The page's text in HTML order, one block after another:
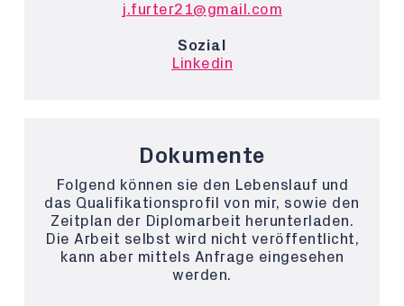
j.furter21@gmail.com
Sozial
Linkedin
Dokumente
Folgend können sie den Lebenslauf und
das Qualifikationsprofil von mir, sowie den
Zeitplan der Diplomarbeit herunterladen.
Die Arbeit selbst wird nicht veröffentlicht,
kann aber mittels Anfrage eingesehen
werden.